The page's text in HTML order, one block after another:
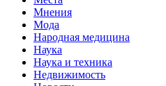
Мнения
Мода
Народная медицина
Наука
Наука и техника
Недвижимость